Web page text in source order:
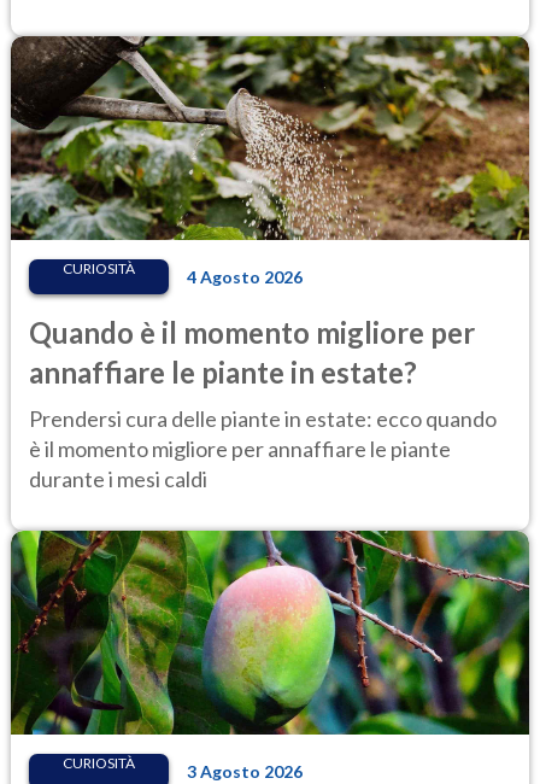
CURIOSITÀ 4 Agosto 2026
Quando è il momento migliore per
annaffiare le piante in estate?
Prendersi cura delle piante in estate: ecco quando
è il momento migliore per annaffiare le piante
durante i mesi caldi
CURIOSITÀ 3 Agosto 2026